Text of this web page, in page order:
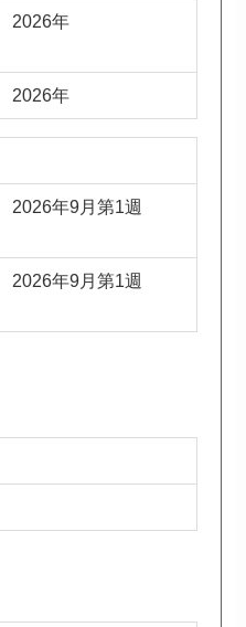
2026年
2026年
2026年9月第1週
2026年9月第1週